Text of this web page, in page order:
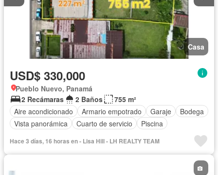
Casa
USD$ 330,000
Pueblo Nuevo, Panamá
2 Recámaras
2 Baños
755 m²
Aire acondicionado
Armario empotrado Garaje
Bodega
Vista panorámica
Cuarto de servicio Piscina
Hace 3 días, 16 horas en - Lisa Hill - LH REALTY TEAM